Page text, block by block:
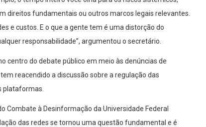
direitos fundamentais ou outros marcos legais relevantes.
e custos. E o que a gente tem é uma distorção do
responsabilidade”, argumentou o secretário.
centro do debate público em meio às denúncias de
reacendido a discussão sobre a regulação das
plataformas.
Combate à Desinformação da Universidade Federal
das redes se tornou uma questão fundamental e é